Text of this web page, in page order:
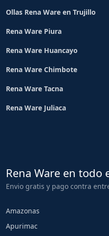
Ollas Rena Ware en Trujillo
Rena Ware Piura
Rena Ware Huancayo
Rena Ware Chimbote
Rena Ware Tacna
Rena Ware Juliaca
Rena Ware en todo
Envio gratis y pago contra
Amazonas
Apurimac